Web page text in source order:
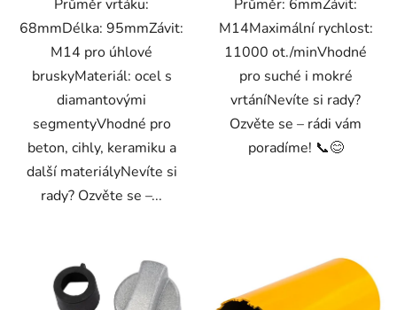
Průměr vrtáku:
68mmDélka: 95mmZávit:
M14 pro úhlové
bruskyMateriál: ocel s
diamantovými
segmentyVhodné pro
beton, cihly, keramiku a
další materiályNevíte si
rady? Ozvěte se –...
Průměr: 6mmZávit:
M14Maximální rychlost:
11000 ot./minVhodné
pro suché i mokré
vrtáníNevíte si rady?
Ozvěte se – rádi vám
poradíme! 📞😊